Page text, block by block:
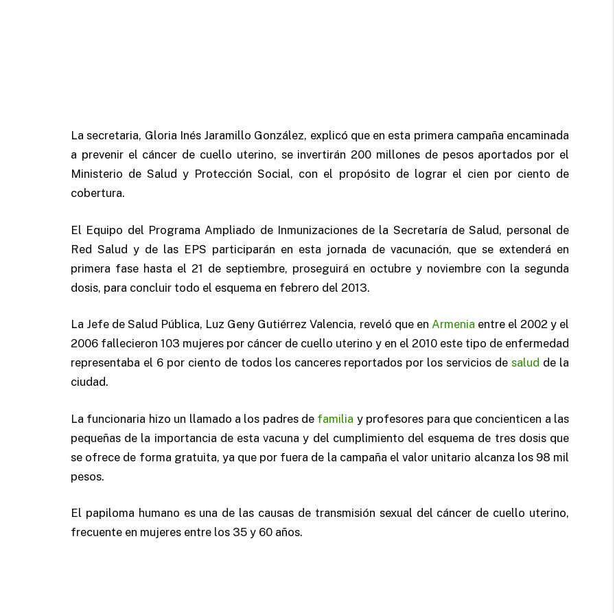
La secretaria, Gloria Inés Jaramillo González, explicó que en esta primera campaña encaminada
a prevenir el cáncer de cuello uterino, se invertirán 200 millones de pesos aportados por el
Ministerio de Salud y Protección Social, con el propósito de lograr el cien por ciento de
cobertura.
El Equipo del Programa Ampliado de Inmunizaciones de la Secretaría de Salud, personal de
Red Salud y de las EPS participarán en esta jornada de vacunación, que se extenderá en
primera fase hasta el 21 de septiembre, proseguirá en octubre y noviembre con la segunda
dosis, para concluir todo el esquema en febrero del 2013.
La Jefe de Salud Pública, Luz Geny Gutiérrez Valencia, reveló que en Armenia entre el 2002 y el
2006 fallecieron 103 mujeres por cáncer de cuello uterino y en el 2010 este tipo de enfermedad
representaba el 6 por ciento de todos los canceres reportados por los servicios desalud de la
ciudad.
La funcionaria hizo un llamado a los padres de familia y profesores para que concienticen a las
pequeñas de la importancia de esta vacuna y del cumplimiento del esquema de tres dosis que
se ofrece de forma gratuita, ya que por fuera de la campaña el valor unitario alcanza los 98 mil
pesos.
El papiloma humano es una de las causas de transmisión sexual del cáncer de cuello uterino,
frecuente en mujeres entre los 35 y 60 años.